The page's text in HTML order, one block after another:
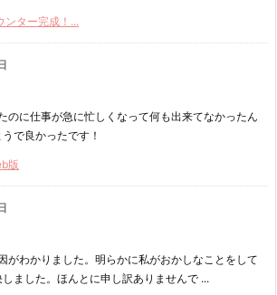
ンター完成！...
のに仕事が急に忙しくなって何も出来てなかったん
で良かったです！
版
わかりました。明らかに私がおかしなことをして
ました。ほんとに申し訳ありませんで ...